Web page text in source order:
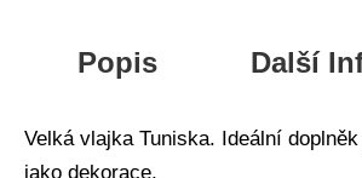
Popis Další
Velká vlajka Tuniska. Ideální
jako dekorace.